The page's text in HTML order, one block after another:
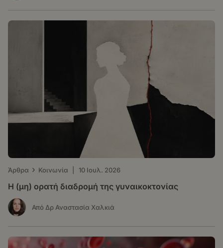
Άρθρα › Κοινωνία 10 Ιουλ. 2026
Η (μη) ορατή διαδρομή της γυναικοκτονίας
Από Δρ Αναστασία Χαλκιά